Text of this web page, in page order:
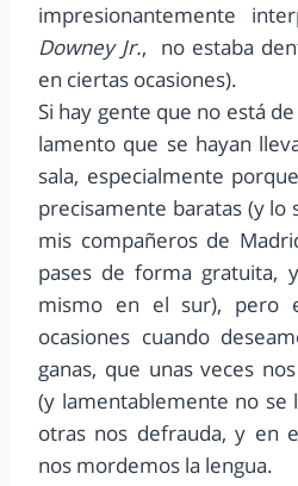
impresionantemente
Downey Jr., no estaba
en ciertas ocasiones).
Si hay gente que no está
lamento que se hayan
sala, especialmente
precisamente baratas (y lo
mis compañeros de
pases de forma gratuita,
mismo en el sur), pero
ocasiones cuando
ganas, que unas veces
(y lamentablemente no se
otras nos defrauda, y en
nos mordemos la lengua.